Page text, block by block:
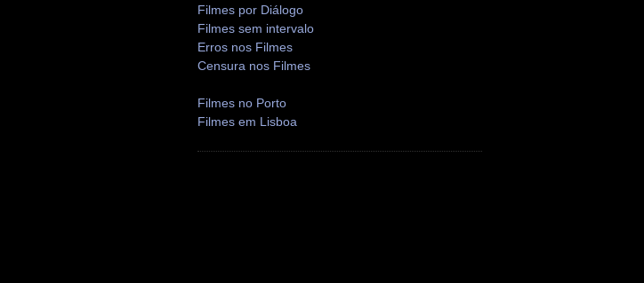
Filmes por Diálogo
Filmes sem intervalo
Erros nos Filmes
Censura nos Filmes
Filmes no Porto
Filmes em Lisboa